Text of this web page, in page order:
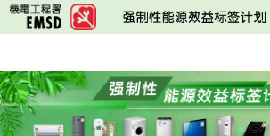
跳
至
要
内
容